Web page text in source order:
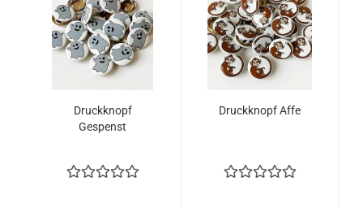
Druckknopf
Gespenst
Druckknopf Affe